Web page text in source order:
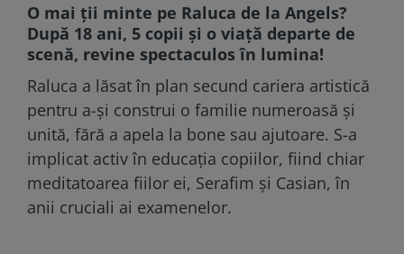
O mai ții minte pe Raluca de la Angels?
După 18 ani, 5 copii și o viață departe de
scenă, revine spectaculos în lumina!
Raluca a lăsat în plan secund cariera artistică
pentru a-și construi o familie numeroasă și
unită, fără a apela la bone sau ajutoare. S-a
implicat activ în educația copiilor, fiind chiar
meditatoarea fiilor ei, Serafim și Casian, în
anii cruciali ai examenelor.